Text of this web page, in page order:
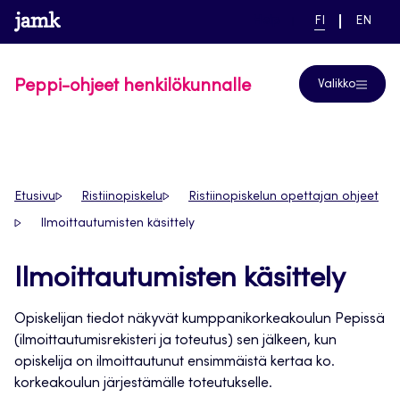
Siirry
suoraan
www.jamk.fi linkki pääsivustolle
NYKYINEN
FI
VAIHDA
EN
Peppi-ohjeet henkilökunnalle Valikko
Etusivu Ristiinopiskelu Ristiinopiskelun opettajan ohjeet
Ilmoittautumisten käsittely
Ilmoittautumisten käsittely
Opiskelijan tiedot näkyvät kumppanikorkeakoulun Pepissä
(ilmoittautumisrekisteri ja toteutus) sen jälkeen, kun
opiskelija on ilmoittautunut ensimmäistä kertaa ko.
korkeakoulun järjestämälle toteutukselle.